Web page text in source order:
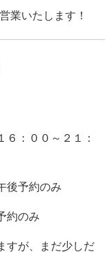
業いたします！
：００～２１：
後予約のみ
約のみ
すが、まだ少しだ